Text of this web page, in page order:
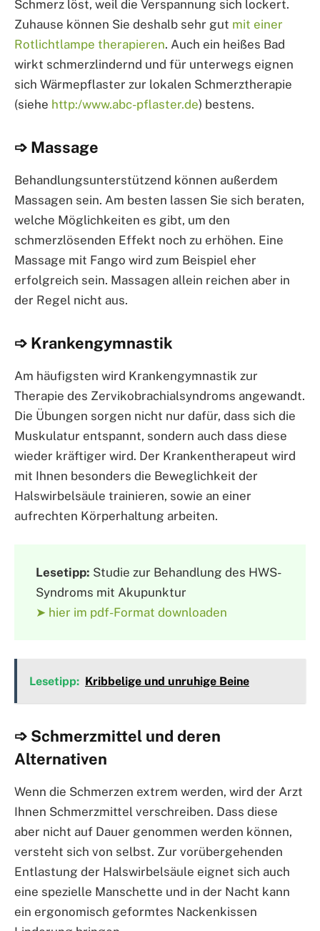
Schmerz löst, weil die Verspannung sich lockert.
Zuhause können Sie deshalb sehr gut mit einer
Rotlichtlampe therapieren. Auch ein heißes Bad
wirkt schmerzlindernd und für unterwegs eignen
sich Wärmepflaster zur lokalen Schmerztherapie
(siehe http:/www.abc-pflaster.de) bestens.
➩ Massage
Behandlungsunterstützend können außerdem
Massagen sein. Am besten lassen Sie sich beraten,
welche Möglichkeiten es gibt, um den
schmerzlösenden Effekt noch zu erhöhen. Eine
Massage mit Fango wird zum Beispiel eher
erfolgreich sein. Massagen allein reichen aber in
der Regel nicht aus.
➩ Krankengymnastik
Am häufigsten wird Krankengymnastik zur
Therapie des Zervikobrachialsyndroms angewandt.
Die Übungen sorgen nicht nur dafür, dass sich die
Muskulatur entspannt, sondern auch dass diese
wieder kräftiger wird. Der Krankentherapeut wird
mit Ihnen besonders die Beweglichkeit der
Halswirbelsäule trainieren, sowie an einer
aufrechten Körperhaltung arbeiten.
Lesetipp: Studie zur Behandlung des HWS-
Syndroms mit Akupunktur
➤ hier im pdf-Format downloaden
Lesetipp: Kribbelige und unruhige Beine
➩ Schmerzmittel und deren
Alternativen
Wenn die Schmerzen extrem werden, wird der Arzt
Ihnen Schmerzmittel verschreiben. Dass diese
aber nicht auf Dauer genommen werden können,
versteht sich von selbst. Zur vorübergehenden
Entlastung der Halswirbelsäule eignet sich auch
eine spezielle Manschette und in der Nacht kann
ein ergonomisch geformtes Nackenkissen